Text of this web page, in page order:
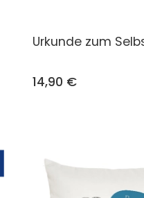
Urkunde zum
14,90 €